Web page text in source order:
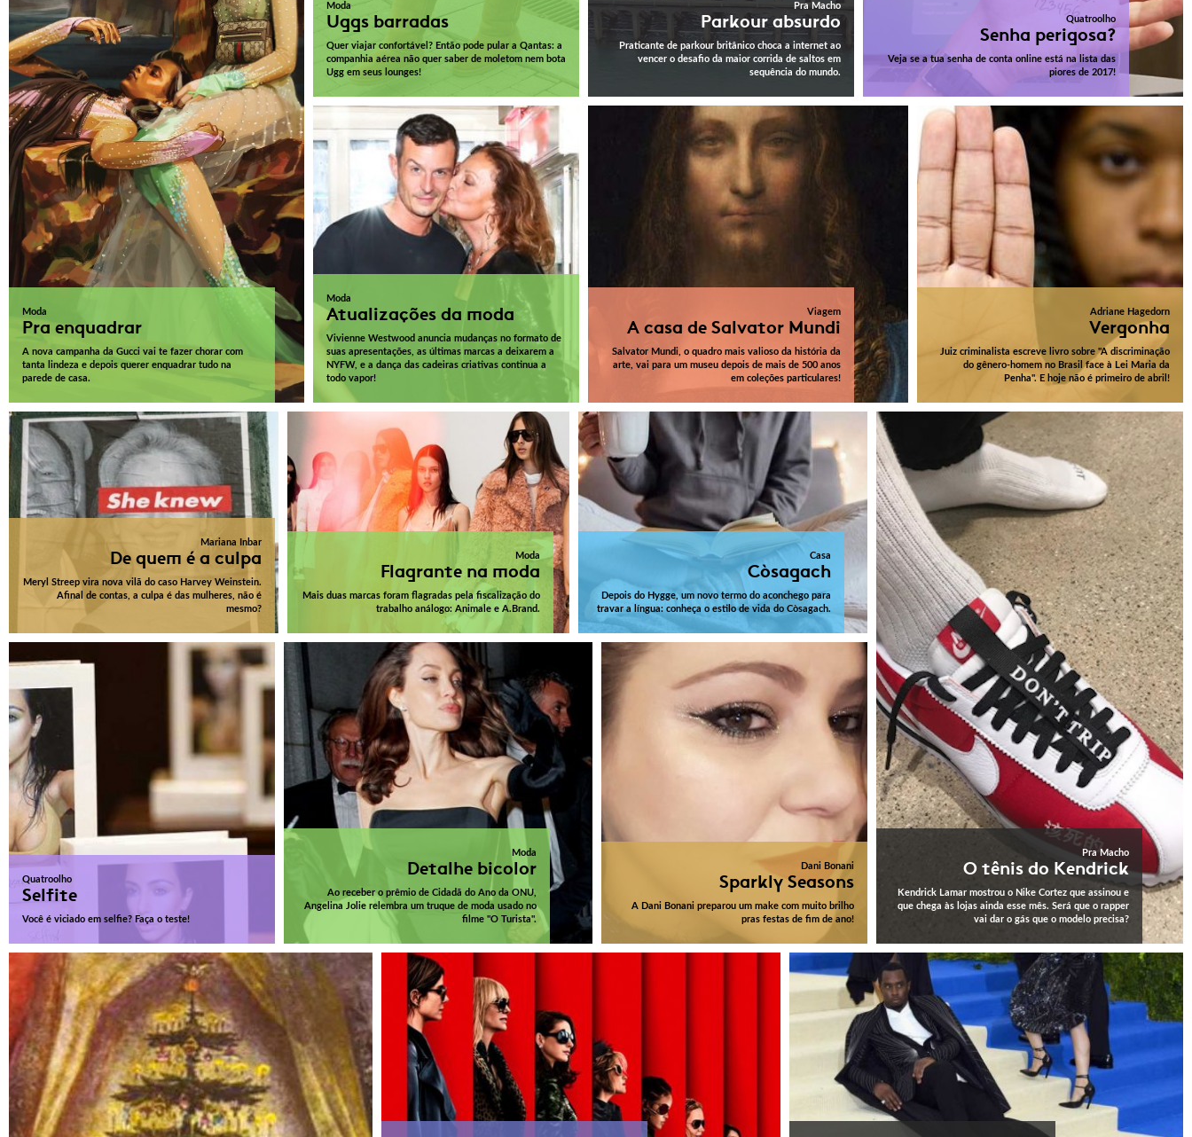
Moda
Uggs barradas
Quer viajar confortável? Então pode pular a Qantas: a
companhia aérea não quer saber de moletom nem bota
Ugg em seus lounges!
Pra Macho
Parkour absurdo
Praticante de parkour britânico choca a internet ao
vencer o desafio da maior corrida de saltos em
sequência do mundo.
Quatroolho
Senha perigosa?
Veja se a tua senha de conta online está na lista das
piores de 2017!
Moda
Atualizações da moda
Vivienne Westwood anuncia mudanças no formato de
suas apresentações, as últimas marcas a deixarem a
NYFW, e a dança das cadeiras criativas continua a
todo vapor!
Viagem
A casa de Salvator Mundi
Salvator Mundi, o quadro mais valioso da história da
arte, vai para um museu depois de mais de 500 anos
em coleções particulares!
Adriane Hagedorn
Vergonha
Juiz criminalista escreve livro sobre "A discriminação
do gênero-homem no Brasil face à Lei Maria da
Penha". E hoje não é primeiro de abril!
Moda
Pra enquadrar
A nova campanha da Gucci vai te fazer chorar com
tanta lindeza e depois querer enquadrar tudo na
parede de casa.
Mariana Inbar
De quem é a culpa
Meryl Streep vira nova vilã do caso Harvey Weinstein.
Afinal de contas, a culpa é das mulheres, não é
mesmo?
Moda
Flagrante na moda
Mais duas marcas foram flagradas pela fiscalização do
trabalho análogo: Animale e A.Brand.
Casa
Còsagach
Depois do Hygge, um novo termo do aconchego para
travar a língua: conheça o estilo de vida do Còsagach.
Quatroolho
Selfite
Você é viciado em selfie? Faça o teste!
Moda
Detalhe bicolor
Ao receber o prêmio de Cidadã do Ano da ONU,
Angelina Jolie relembra um truque de moda usado no
filme "O Turista".
Dani Bonani
Sparkly Seasons
A Dani Bonani preparou um make com muito brilho
pras festas de fim de ano!
Pra Macho
O tênis do Kendrick
Kendrick Lamar mostrou o Nike Cortez que assinou e
que chega às lojas ainda esse mês. Será que o rapper
vai dar o gás que o modelo precisa?